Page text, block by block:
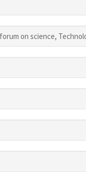
on science,